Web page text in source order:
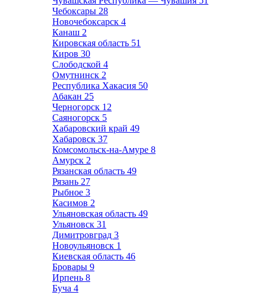
Чебоксары 28
Новочебоксарск 4
Канаш 2
Кировская область 51
Киров 30
Слободской 4
Омутнинск 2
Республика Хакасия 50
Абакан 25
Черногорск 12
Саяногорск 5
Хабаровский край 49
Хабаровск 37
Комсомольск-на-Амуре 8
Амурск 2
Рязанская область 49
Рязань 27
Рыбное 3
Касимов 2
Ульяновская область 49
Ульяновск 31
Димитровград 3
Новоульяновск 1
Киевская область 46
Бровары 9
Ирпень 8
Буча 4